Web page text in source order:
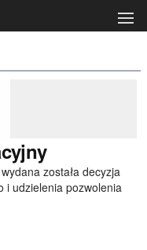
została decyzja
i udzielenia pozwolenia